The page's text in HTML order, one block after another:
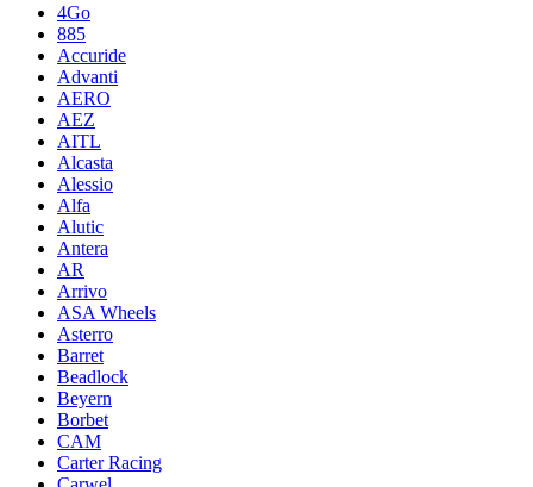
4Go
885
Accuride
Advanti
AERO
AEZ
AITL
Alcasta
Alessio
Alfa
Alutic
Antera
AR
Arrivo
ASA Wheels
Asterro
Barret
Beadlock
Beyern
Borbet
CAM
Carter Racing